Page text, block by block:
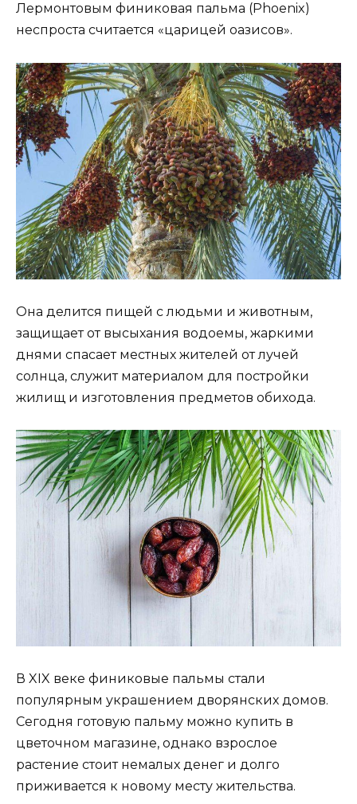
Лермонтовым финиковая пальма (Phoenix)
неспроста считается «царицей оазисов».
Она делится пищей с людьми и животным,
защищает от высыхания водоемы, жаркими
днями спасает местных жителей от лучей
солнца, служит материалом для постройки
жилищ и изготовления предметов обихода.
В XIX веке финиковые пальмы стали
популярным украшением дворянских домов.
Сегодня готовую пальму можно купить в
цветочном магазине, однако взрослое
растение стоит немалых денег и долго
приживается к новому месту жительства.